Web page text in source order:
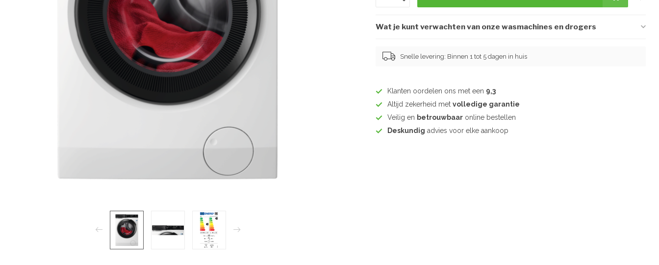
Wat je kunt verwachten van onze wasmachines en drogers
Snelle levering: Binnen 1 tot 5 dagen in huis
Klanten oordelen ons met een 9,3
Altijd zekerheid metvolledige garantie
Veilig en betrouwbaar online bestellen
Deskundig advies voor elke aankoop